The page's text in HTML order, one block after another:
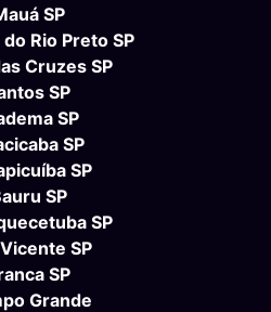
SP
Rio Preto SP
Cruzes SP
SP
SP
SP
SP
SP
SP
SP
SP
Grande